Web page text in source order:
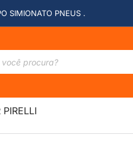
SIMIONATO PNEUS .